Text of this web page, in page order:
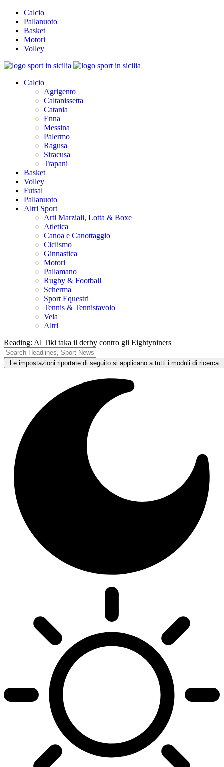
Calcio
Pallanuoto
Basket
Motori
Volley
Calcio
Agrigento
Caltanissetta
Catania
Enna
Messina
Palermo
Ragusa
Siracusa
Trapani
Basket
Volley
Futsal
Pallanuoto
Altri Sport
Arti Marziali, Lotta & Boxe
Atletica
Canoa e Canottaggio
Ciclismo
Ginnastica
Motori
Pallamano
Rugby & Football
Scherma
Sport Equestri
Tennis & Tennistavolo
Vela
Altri
Reading: Al Tiki taka il derby contro gli Eightyniners